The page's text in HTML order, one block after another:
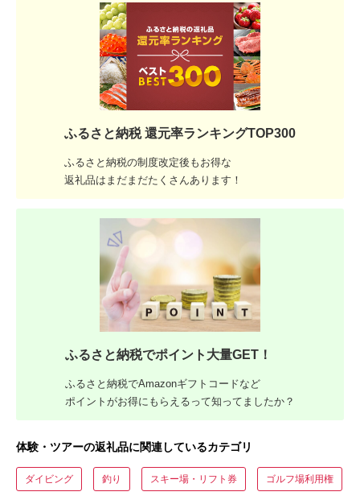
ふるさと納税 還元率ランキングTOP300
ふるさと納税の制度改定後もお得な
返礼品はまだまだたくさんあります！
ふるさと納税でポイント大量GET！
ふるさと納税でAmazonギフトコードなど
ポイントがお得にもらえるって知ってましたか？
体験・ツアーの返礼品に関連しているカテゴリ
ダイビング 釣り スキー場・リフト券 ゴルフ場利用権